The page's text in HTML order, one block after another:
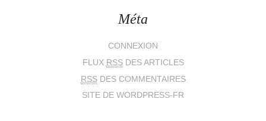
Méta
CONNEXION
FLUX RSSDES ARTICLES
RSSDES COMMENTAIRES
SITE DE WORDPRESS-FR